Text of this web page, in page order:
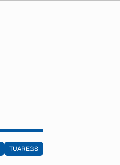
TUAREGS